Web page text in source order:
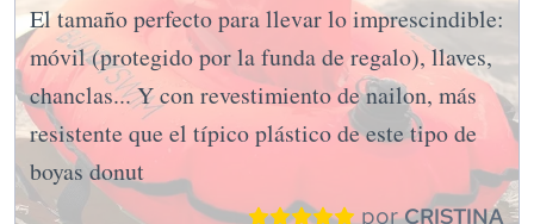
El tamaño perfecto para llevar lo imprescindible:
móvil (protegido por la funda de regalo), llaves,
chanclas... Y con revestimiento de nailon, más
resistente que el típico plástico de este tipo de
boyas donut
porCRISTINA